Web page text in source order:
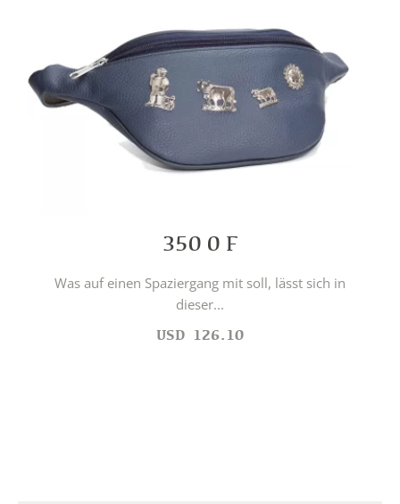
350 0 F
Was auf einen Spaziergang mit soll, lässt sich in
dieser...
USD 126.10